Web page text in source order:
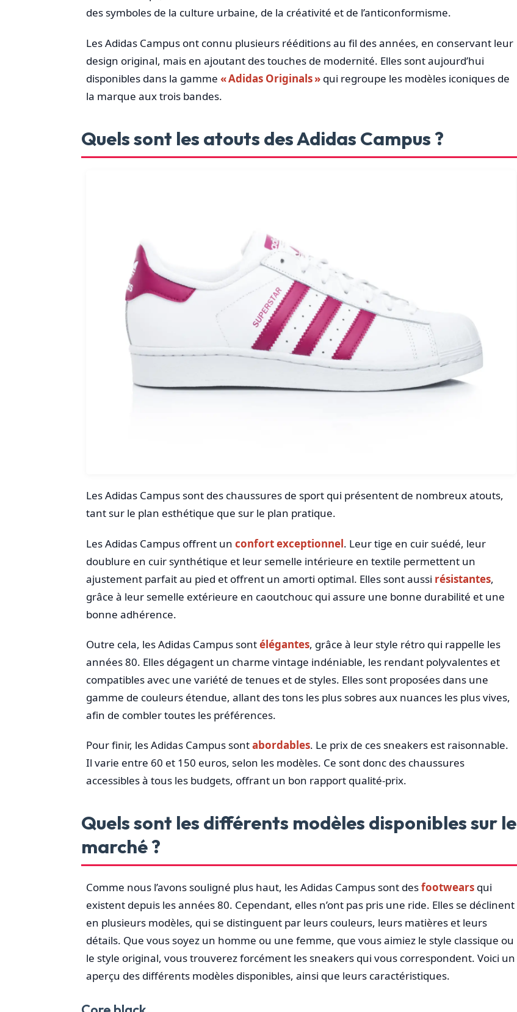
des symboles de la culture urbaine, de la créativité et de l’anticonformisme.
Les Adidas Campus ont connu plusieurs rééditions au fil des années, en conservant leur
design original, mais en ajoutant des touches de modernité. Elles sont aujourd’hui
disponibles dans la gamme « Adidas Originals »qui regroupe les modèles iconiques de
la marque aux trois bandes.
Quels sont les atouts des Adidas Campus ?
Les Adidas Campus sont des chaussures de sport qui présentent de nombreux atouts,
tant sur le plan esthétique que sur le plan pratique.
Les Adidas Campus offrent un confort exceptionnel. Leur tige en cuir suédé, leur
doublure en cuir synthétique et leur semelle intérieure en textile permettent un
ajustement parfait au pied et offrent un amorti optimal. Elles sont aussi résistantes,
grâce à leur semelle extérieure en caoutchouc qui assure une bonne durabilité et une
bonne adhérence.
Outre cela, les Adidas Campus sontélégantes, grâce à leur style rétro qui rappelle les
années 80. Elles dégagent un charme vintage indéniable, les rendant polyvalentes et
compatibles avec une variété de tenues et de styles. Elles sont proposées dans une
gamme de couleurs étendue, allant des tons les plus sobres aux nuances les plus vives,
afin de combler toutes les préférences.
Pour finir, les Adidas Campus sontabordables. Le prix de ces sneakers est raisonnable.
Il varie entre 60 et 150 euros, selon les modèles. Ce sont donc des chaussures
accessibles à tous les budgets, offrant un bon rapport qualité-prix.
Quels sont les différents modèles disponibles sur le
marché ?
Comme nous l’avons souligné plus haut, les Adidas Campus sont desfootwearsqui
existent depuis les années 80. Cependant, elles n’ont pas pris une ride. Elles se déclinent
en plusieurs modèles, qui se distinguent par leurs couleurs, leurs matières et leurs
détails. Que vous soyez un homme ou une femme, que vous aimiez le style classique ou
le style original, vous trouverez forcément les sneakers qui vous correspondent. Voici un
aperçu des différents modèles disponibles, ainsi que leurs caractéristiques.